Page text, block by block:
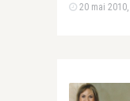
20 mai 2010,